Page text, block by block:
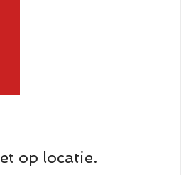
op locatie.